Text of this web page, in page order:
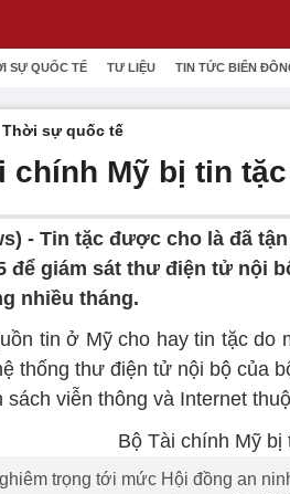
SỰ QUỐC TẾ TƯ LIỆU TIN TỨC BIỂN
Thời sự quốc tế
chính Mỹ bị tin
- Tin tặc được cho là đã
để giám sát thư điện tử nội
nhiều tháng.
tin ở Mỹ cho hay tin tặc do
thống thư điện tử nội bộ của
sách viễn thông và Internet
trọng tới mức Hội đồng an